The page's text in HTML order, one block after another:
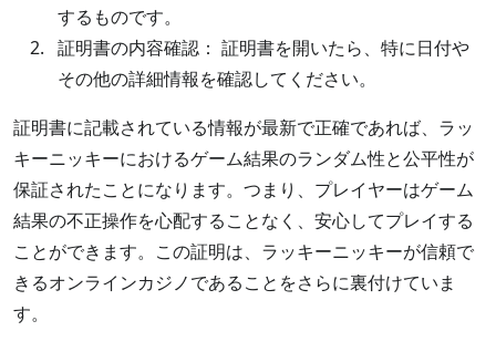
するものです。
証明書の内容確認： 証明書を開いたら、特に日付や
その他の詳細情報を確認してください。
証明書に記載されている情報が最新で正確であれば、ラッ
キーニッキーにおけるゲーム結果のランダム性と公平性が
保証されたことになります。つまり、プレイヤーはゲーム
結果の不正操作を心配することなく、安心してプレイする
ことができます。この証明は、ラッキーニッキーが信頼で
きるオンラインカジノであることをさらに裏付けていま
す。